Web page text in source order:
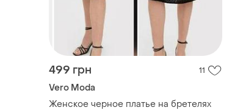
499 грн 11
Vero Moda
Женское черное платье на бретелях